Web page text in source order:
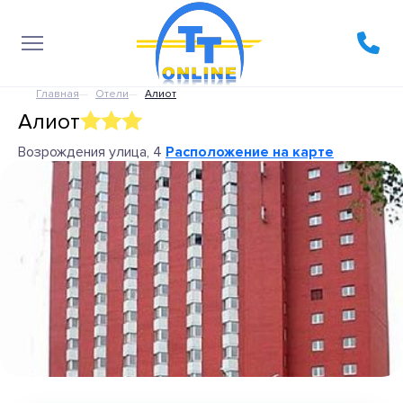
Главная Отели Алиот
Алиот
Возрождения улица, 4 Расположение на карте